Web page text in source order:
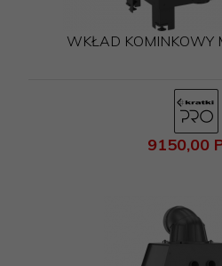
WKŁAD KOMINKOWY
9150,00